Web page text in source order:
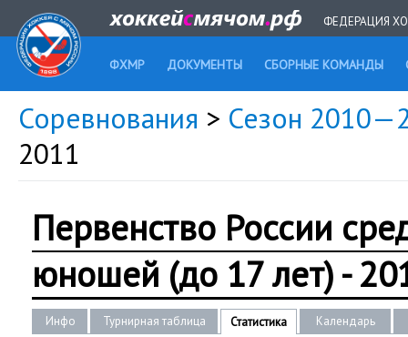
ФЕДЕРАЦИЯ
ФХМР ДОКУМЕНТЫ СБОРНЫЕ КОМАНДЫ
Соревнования > Сезон
2011
Первенство России
юношей (до 17 лет) -
Инфо Турнирная таблица Статистика Календарь